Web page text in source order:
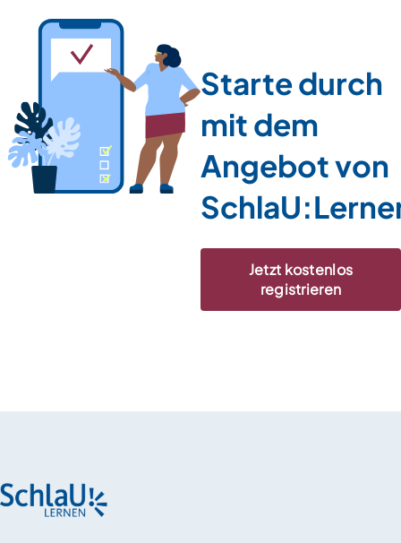
Starte durch
mit dem
Angebot von
Jetzt kostenlos
registrieren